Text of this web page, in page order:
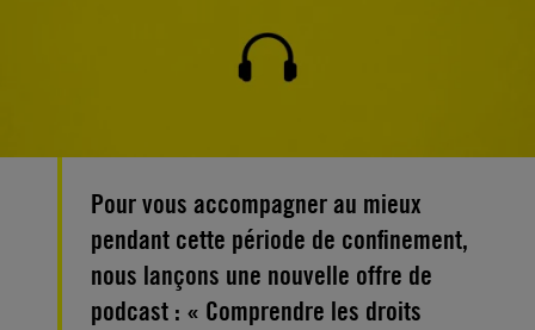
Pour vous accompagner au mieux
pendant cette période de confinement,
nous lançons une nouvelle offre de
podcast : « Comprendre les droits